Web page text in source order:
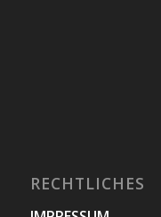
RECHTLICHES